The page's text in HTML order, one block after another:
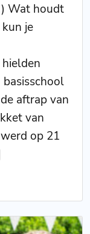
Wat houdt
je
aftrap van
van
op 21